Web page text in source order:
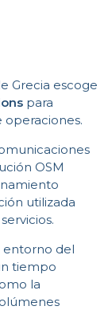
Grecia escoge
para
operaciones.
OSM
utilizada
entorno del
tiempo
la